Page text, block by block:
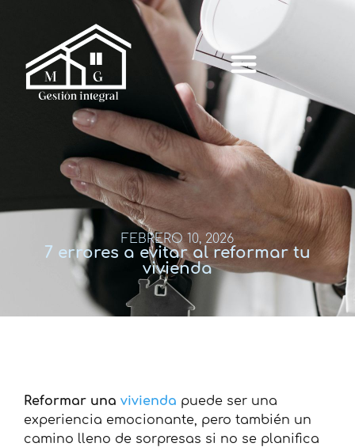
FEBRERO 10, 2026
7 errores a evitar al reformar tu
vivienda
Reformar una vivienda puede ser una
experiencia emocionante, pero también un
camino lleno de sorpresas si no se planifica